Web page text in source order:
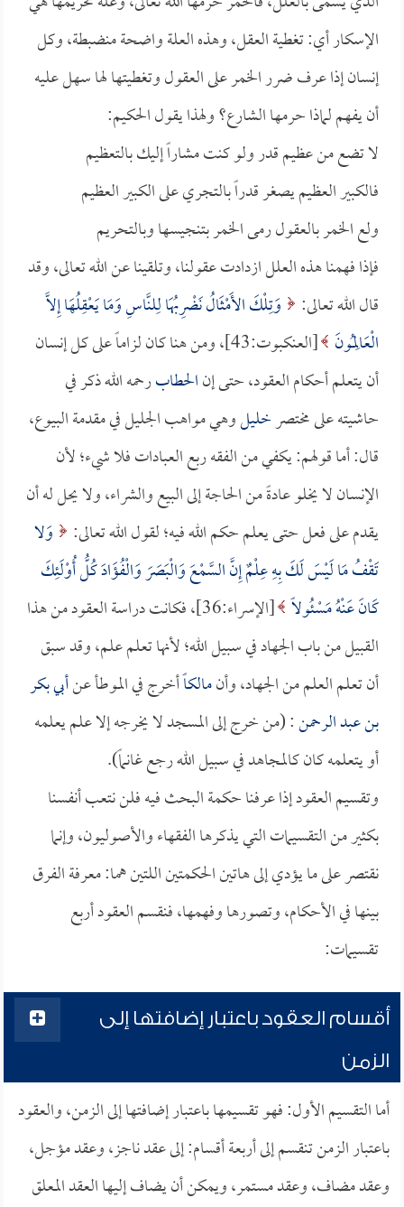
الإسكار أي: تغطية العقل، وهذه العلة واضحة منضبطة، وكل
إنسان إذا عرف ضرر الخمر على العقول وتغطيتها لها سهل عليه
أن يفهم لماذا حرمها الشارع؟ ولهذا يقول الحكيم:
لا تضع من عظيم قدر ولو كنت مشاراً إليك بالتعظيم
فالكبير العظيم يصغر قدراً بالتجري على الكبير العظيم
ولع الخمر بالعقول رمى الخمر بتنجيسها وبالتحريم
فإذا فهمنا هذه العلل ازدادت عقولنا، وتلقينا عن الله تعالى، وقد
قال الله تعالى:
وَتِلْكَ الأَمْثَالُ نَضْرِبُهَا لِلنَّاسِ وَمَا يَعْقِلُهَا إِلاَّ
الْعَالِمُونَ
[العنكبوت:43]، ومن هنا كان لزاماً على كل إنسان
أن يتعلم أحكام العقود، حتى إنالحطابرحمه الله ذكر في
حاشيته على مختصرخليلوهي مواهب الجليل في مقدمة البيوع،
قال: أما قولهم: يكفي من الفقه ربع العبادات فلا شيء؛ لأن
الإنسان لا يخلو عادةً من الحاجة إلى البيع والشراء، ولا يحل له أن
يقدم على فعل حتى يعلم حكم الله فيه؛ لقول الله تعالى:
وَلا
تَقْفُ مَا لَيْسَ لَكَ بِهِ عِلْمٌ إِنَّ السَّمْعَ وَالْبَصَرَ وَالْفُؤَادَ كُلُّ أُوْلَئِكَ
كَانَ عَنْهُ مَسْئُولاً
[الإسراء:36]، فكانت دراسة العقود من هذا
القبيل من باب الجهاد في سبيل الله؛ لأنها تعلم علم، وقد سبق
أن تعلم العلم من الجهاد، وأنمالكاًأخرج في الموطأ عنأبي بكر
بن عبد الرحمن: (من خرج إلى المسجد لا يخرجه إلا علم يعلمه
أو يتعلمه كان كالمجاهد في سبيل الله رجع غانماً).
وتقسيم العقود إذا عرفنا حكمة البحث فيه فلن نتعب أنفسنا
بكثير من التقسيمات التي يذكرها الفقهاء والأصوليون، وإنما
نقتصر على ما يؤدي إلى هاتين الحكمتين اللتين هما: معرفة الفرق
بينها في الأحكام، وتصورها وفهمها، فنقسم العقود أربع
تقسيمات:
أقسام العقود باعتبار إضافتها إلى
الزمن
أما التقسيم الأول: فهو تقسيمها باعتبار إضافتها إلى الزمن، والعقود
باعتبار الزمن تنقسم إلى أربعة أقسام: إلى عقد ناجز، وعقد مؤجل،
وعقد مضاف، وعقد مستمر، ويمكن أن يضاف إليها العقد المعلق